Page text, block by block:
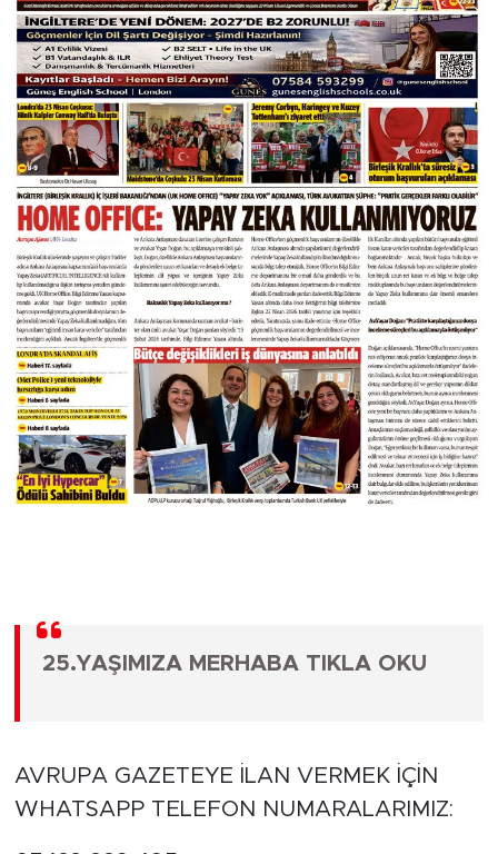
25.YAŞIMIZA MERHABA TIKLA OKU
AVRUPA GAZETEYE İLAN VERMEK İÇİN
WHATSAPP TELEFON NUMARALARIMIZ: